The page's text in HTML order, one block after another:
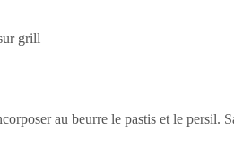
grill
au beurre le pastis et le persil.